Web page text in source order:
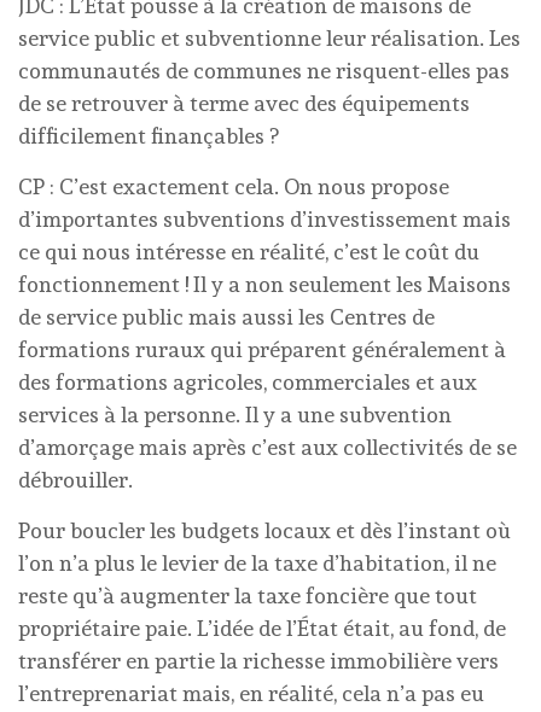
JDC : L’État pousse à la création de maisons de
service public et subventionne leur réalisation. Les
communautés de communes ne risquent-elles pas
de se retrouver à terme avec des équipements
difficilement finançables ?
CP : C’est exactement cela. On nous propose
d’importantes subventions d’investissement mais
ce qui nous intéresse en réalité, c’est le coût du
fonctionnement ! Il y a non seulement les Maisons
de service public mais aussi les Centres de
formations ruraux qui préparent généralement à
des formations agricoles, commerciales et aux
services à la personne. Il y a une subvention
d’amorçage mais après c’est aux collectivités de se
débrouiller.
Pour boucler les budgets locaux et dès l’instant où
l’on n’a plus le levier de la taxe d’habitation, il ne
reste qu’à augmenter la taxe foncière que tout
propriétaire paie. L’idée de l’État était, au fond, de
transférer en partie la richesse immobilière vers
l’entreprenariat mais, en réalité, cela n’a pas eu